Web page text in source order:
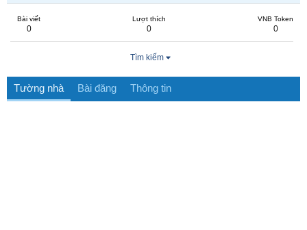
Bài viết
0
Lượt thích
0
VNB Token
0
Tìm kiếm
Tường nhà Bài đăng Thông tin